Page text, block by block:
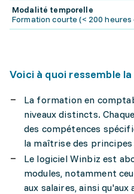
Modalité temporelle
Formation courte (< 200
Voici à quoi ressemble
La formation en
niveaux distincts.
des compétences
la maîtrise des
Le logiciel Winbiz est
modules, notamment
aux salaires, ainsi